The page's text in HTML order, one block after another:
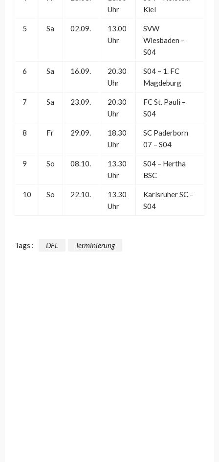
Uhr
Kiel
5 Sa 02.09.
13.00
Uhr
SVW
Wiesbaden –
S04
6 Sa 16.09.
20.30
Uhr
S04 – 1. FC
Magdeburg
7 Sa 23.09.
20.30
Uhr
FC St. Pauli –
S04
8 Fr 29.09.
18.30
Uhr
SC Paderborn
07 – S04
9 So 08.10.
13.30
Uhr
S04 – Hertha
BSC
10 So 22.10.
13.30
Uhr
Karlsruher SC –
S04
Tags : DFL Terminierung